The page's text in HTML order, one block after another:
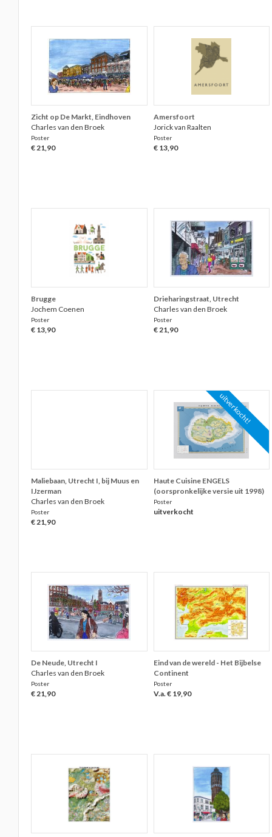
Zicht op De Markt, Eindhoven
Charles van den Broek
Poster
€ 21,90
Amersfoort
Jorick van Raalten
Poster
€ 13,90
Brugge
Jochem Coenen
Poster
€ 13,90
Drieharingstraat, Utrecht
Charles van den Broek
Poster
€ 21,90
Maliebaan, Utrecht I, bij Muus en
IJzerman
Charles van den Broek
Poster
€ 21,90
uitverkocht!
Haute Cuisine ENGELS
(oorspronkelijke versie uit 1998)
Poster
uitverkocht
De Neude, Utrecht I
Charles van den Broek
Poster
€ 21,90
Eind van de wereld - Het Bijbelse
Continent
Poster
V.a. € 19,90